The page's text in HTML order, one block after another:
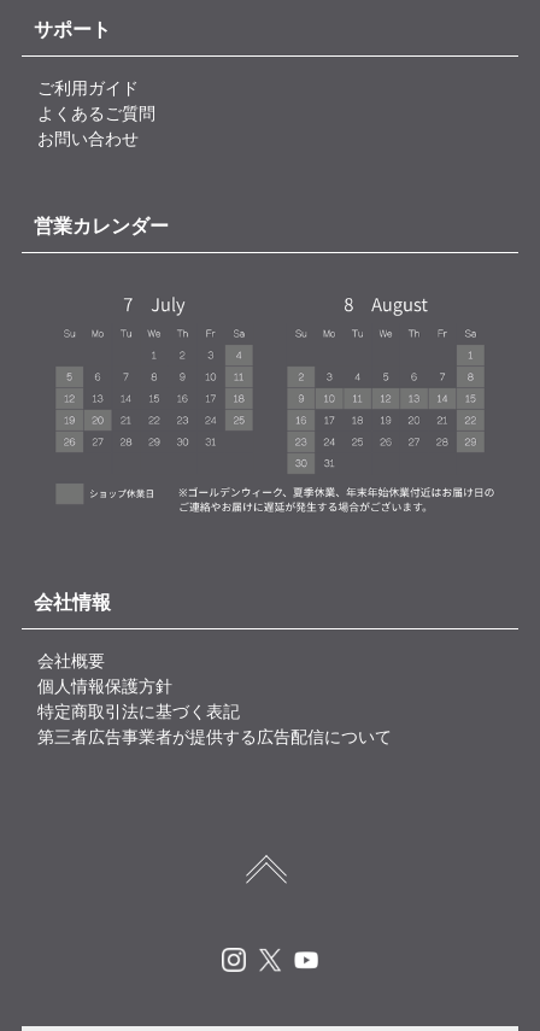
サポート
ご利用ガイド
よくあるご質問
お問い合わせ
営業カレンダー
会社情報
会社概要
個人情報保護方針
特定商取引法に基づく表記
第三者広告事業者が提供する広告配信について